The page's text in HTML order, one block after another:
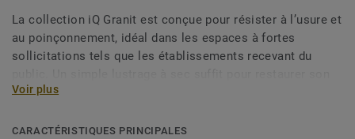
La collection iQ Granit est conçue pour résister à l’usure et
au poinçonnement, idéal dans les espaces à fortes
sollicitations tels que les établissements recevant du
aspect d’origine en lui offrant une plus grande longévité.iQ
et est classé ISO 4 (ISO 14644-1) pour être compatible
Voir plus
CARACTÉRISTIQUES PRINCIPALES